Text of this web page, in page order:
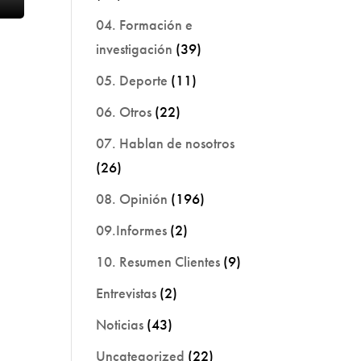
04. Formación e
investigación (39)
05. Deporte (11)
06. Otros (22)
07. Hablan de nosotros
(26)
08. Opinión (196)
09.Informes (2)
10. Resumen Clientes (9)
Entrevistas (2)
Noticias (43)
Uncategorized (22)